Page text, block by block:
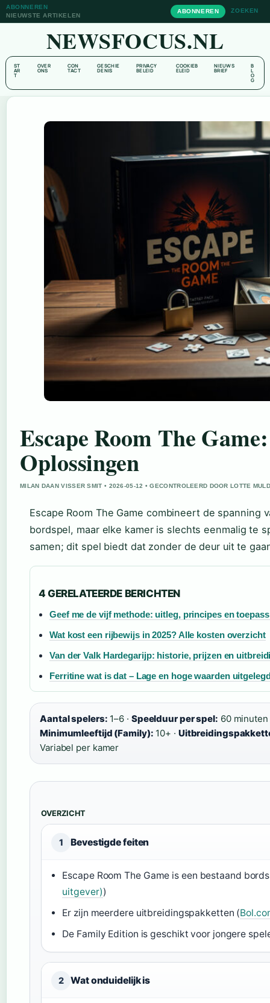
ABONNEREN
NIEUWSTE ARTIKELEN
ABONNEREN ZOEKEN
NEWSFOCUS.NL
ST
AR
T
OVER
ONS
CON
TACT
GESCHIE
DENIS
PRIVACY
BELEID
COOKIEB
ELEID
NIEUWS
BRIEF
B
L
O
G
Escape Room The
Oplossingen
MILAN DAAN VISSER SMIT • 2026-05-12 • GECONTROLEERD DOOR LOTTE
Escape Room The Game combineert de
bordspel, maar elke kamer is slechts eenmalig te
samen; dit spel biedt dat zonder de deur uit te
4 GERELATEERDE BERICHTEN
Geef me de vijf methode: uitleg, principes en
Wat kost een rijbewijs in 2025? Alle kosten overzicht
Van der Valk Hardegarijp: historie, prijzen en
Ferritine wat is dat – Lage en hoge waarden
Aantal spelers: 1–6 · Speelduur per spel: 60 minuten
Minimumleeftijd (Family): 10+ ·
Variabel per kamer
OVERZICHT
1 Bevestigde feiten
Escape Room The Game is een bestaand
uitgever))
Er zijn meerdere uitbreidingspakketten (
De Family Edition is geschikt voor jongere
2 Wat onduidelijk is